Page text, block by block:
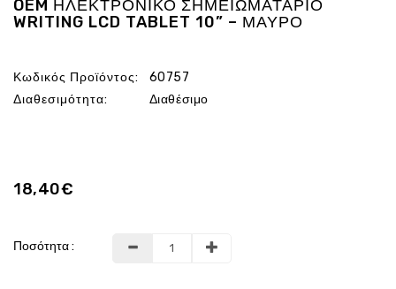
OEM ΗΛΕΚΤΡΟΝΙΚΟ ΣΗΜΕΙΩΜΑΤΑΡΙΟ
WRITING LCD TABLET 10” – ΜΑΥΡΟ
Κωδικός Προϊόντος:
60757
Διαθεσιμότητα:
Διαθέσιμο
18,40€
Ποσότητα :